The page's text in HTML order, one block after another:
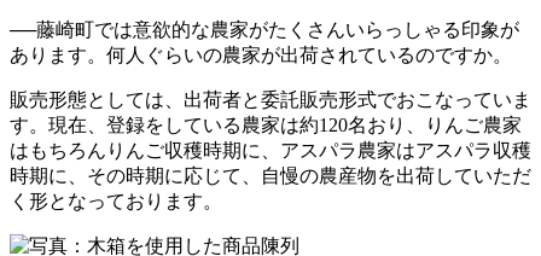
──藤崎町では意欲的な農家がたくさんいらっしゃる印象が
あります。何人ぐらいの農家が出荷されているのですか。
販売形態としては、出荷者と委託販売形式でおこなっていま
す。現在、登録をしている農家は約120名おり、りんご農家
はもちろんりんご収穫時期に、アスパラ農家はアスパラ収穫
時期に、その時期に応じて、自慢の農産物を出荷していただ
く形となっております。